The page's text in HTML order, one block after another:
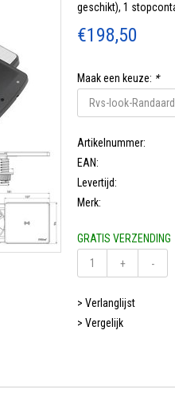
geschikt), 1
€198,50
Maak een keuze: *
Artikelnummer:
EAN:
Levertijd:
Merk:
GRATIS VERZENDING
+
-
> Verlanglijst
> Vergelijk